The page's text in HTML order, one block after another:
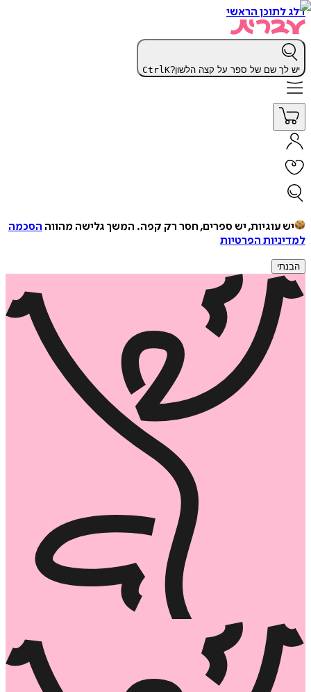
דלג לתוכן הראשי
יש לך שם של ספר על קצה הלשון? CtrlK
יש עוגיות, יש ספרים, חסר רק קפה. המשך גלישה מהווה הסכמה
למדיניות הפרטיות
הבנתי